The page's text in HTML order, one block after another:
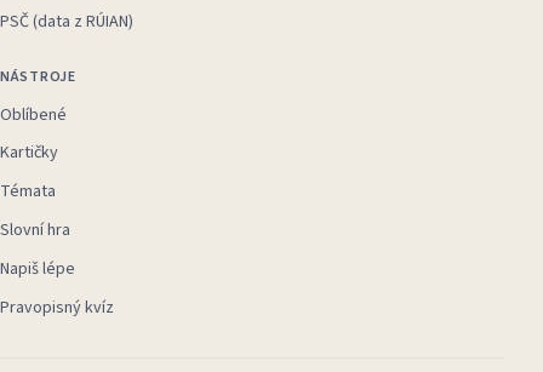
PSČ (data z RÚIAN)
NÁSTROJE
Oblíbené
Kartičky
Témata
Slovní hra
Napiš lépe
Pravopisný kvíz